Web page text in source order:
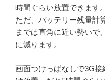
時間ぐらい放置できます。
ただ、バッテリー残量計
までは直角に近い勢いで
に減ります。
画面つけっぱなしで3G接